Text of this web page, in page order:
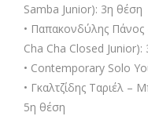
Samba Junior): 3η θέση
• Παπακονδύλης
Cha Cha Closed Junior):
• Contemporary Solo
• Γκαλτζίδης Ταριέλ –
5η θέση